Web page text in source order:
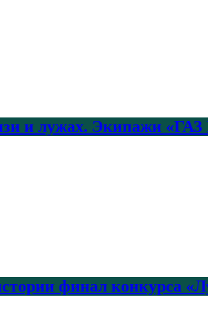
и лужах. Экипажи «ГАЗ
финал конкурса